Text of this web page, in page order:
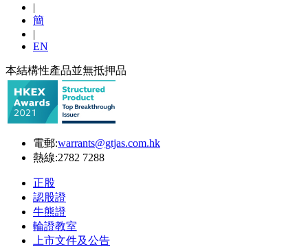
|
簡
|
EN
本結構性產品並無抵押品
電郵:warrants@gtjas.com.hk
熱線:2782 7288
正股
認股證
牛熊證
輪證教室
上市文件及公告